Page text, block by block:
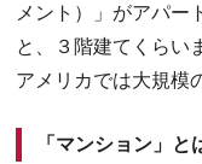
メント）」がアパー
と、３階建てくらい
アメリカでは大規模
「マンション」と